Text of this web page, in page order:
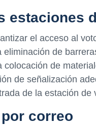
estaciones
el acceso al
de
de
de señalización
de la estación de
correo